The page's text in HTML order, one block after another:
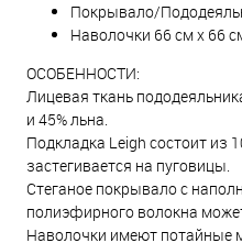
Покрывало/
Наволочки 66 см x 66
ОСОБЕННОСТИ:
Лицевая ткань
и 45% льна.
Подкладка Leigh состоит из
застегивается на пуговицы.
Стеганое покрывало с
полиэфирного волокна
Наволочки имеют потайные